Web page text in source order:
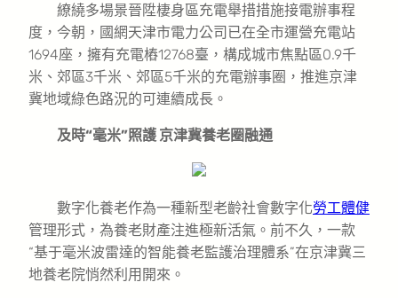
繚繞多場景晉陞棲身區充電舉措措施接電辦事程
度，今朝，國網天津市電力公司已在全市運營充電站
1694座，擁有充電樁12768臺，構成城市焦點區0.9千
米、郊區3千米、郊區5千米的充電辦事圈，推進京津
冀地域綠色路況的可連續成長。
及時“毫米”照護 京津冀養老圈融通
數字化養老作為一種新型老齡社會數字化勞工體健
管理形式，為養老財產注進極新活氣。前不久，一款
“基于毫米波雷達的智能養老監護治理體系”在京津冀三
地養老院悄然利用開來。